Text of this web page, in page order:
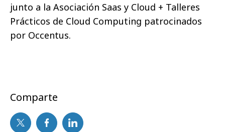
junto a la Asociación Saas y Cloud + Talleres
Prácticos de Cloud Computing patrocinados
por Occentus.
Comparte